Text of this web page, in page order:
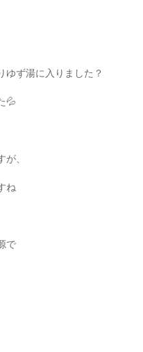
ゆず湯に入りました？
💦
、
ね
で